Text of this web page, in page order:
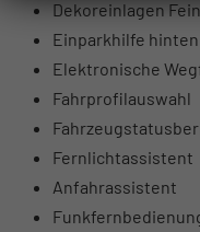
Dekoreinlagen
Einparkhilfe hinten
Elektronische
Fahrprofilauswahl
Fernlichtassistent
Anfahrassistent